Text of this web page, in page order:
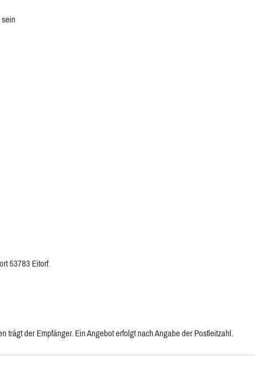
53783 Eitorf.
trägt der Empfänger. Ein Angebot erfolgt nach Angabe der Postleitzahl.